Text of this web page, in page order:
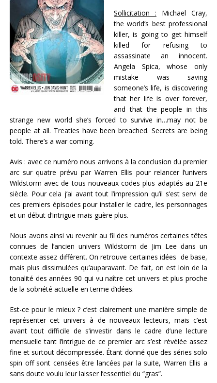
Sollicitation : Michael Cray,
the world’s best professional
killer, is going to get himself
killed for refusing to
assassinate an innocent.
Angela Spica, whose only
mistake was saving
someone’s life, is discovering
that her life is over forever,
and that the people in this
strange new world she’s forced to survive in…may not be
people at all. Treaties have been breached. Secrets are being
told. There’s a war coming.
Avis : avec ce numéro nous arrivons à la conclusion du premier
arc sur quatre prévu par Warren Ellis pour relancer l’univers
Wildstorm avec de tous nouveaux codes plus adaptés au 21e
siècle. Pour cela j’ai avant tout l’impression qu’il s’est servi de
ces premiers épisodes pour installer le cadre, les personnages
et un début d’intrigue mais guère plus.
Nous avons ainsi vu revenir au fil des numéros certaines têtes
connues de l’ancien univers Wildstorm de Jim Lee dans un
contexte assez différent. On retrouve certaines idées de base,
mais plus dissimulées qu’auparavant. De fait, on est loin de la
tonalité des années 90 qui vu naître cet univers et plus proche
de la sobriété actuelle en terme d’idées.
Est-ce pour le mieux ? c’est clairement une manière simple de
représenter cet univers à de nouveaux lecteurs, mais c’est
avant tout difficile de s’investir dans le cadre d’une lecture
mensuelle tant l’intrigue de ce premier arc s’est révélée assez
fine et surtout décompressée. Étant donné que des séries solo
spin off sont censées être lancées par la suite, Warren Ellis a
sans doute voulu leur laisser l’essentiel du “gras”.